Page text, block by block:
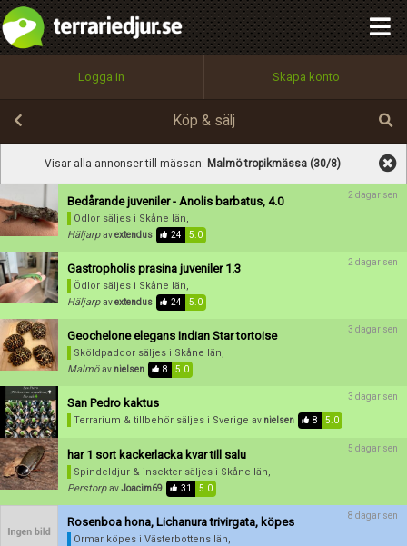
Logga in Skapa konto
Namn:
Beskrivning:
Alla Positiva Negativa
Betygsätt
Köp & sälj
Visar alla annonser till mässan: Malmö tropikmässa (30/8)
Bedårande juveniler - Anolis barbatus, 4.0
Ödlor säljes i Skåne län,
Häljarp avextendus 24 5.0
2 dagar sen
Gastropholis prasina juveniler 1.3
Ödlor säljes i Skåne län,
Häljarp avextendus 24 5.0
2 dagar sen
Geochelone elegans Indian Star tortoise
Sköldpaddor säljes i Skåne län,
Malmö av nielsen 8 5.0
3 dagar sen
San Pedro kaktus
Terrarium & tillbehör säljes i Sverige av nielsen 8 5.0
3 dagar sen
har 1 sort kackerlacka kvar till salu
Spindeldjur & insekter säljes i Skåne län,
Perstorp avJoacim69 31 5.0
5 dagar sen
Rosenboa hona, Lichanura trivirgata, köpes
Ormar köpes i Västerbottens län,
8 dagar sen
Utför
100%
OK
integritetspolicy
Namn:
Epost:
Användarnamn:
Lösenord:
Terms of Service
Begär nytt lösenord
Tillbaka till förstasidan